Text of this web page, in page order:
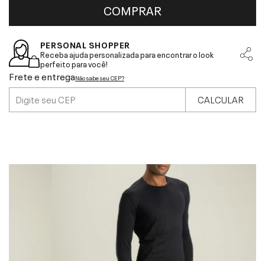
COMPRAR
PERSONAL SHOPPER
Receba ajuda personalizada para encontrar o look
perfeito para você!
Frete e entregaNão sabe seu CEP?
CALCULAR